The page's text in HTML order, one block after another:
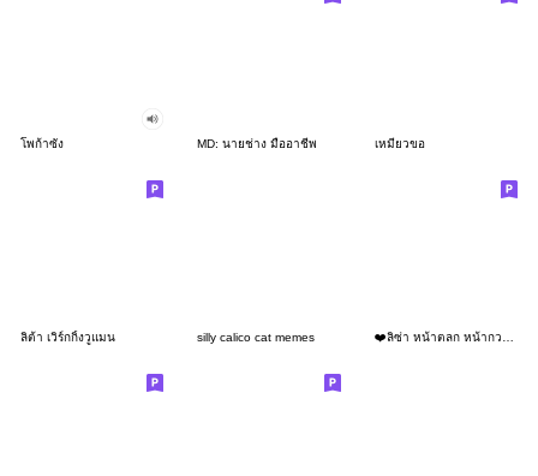
โพก้าซัง MD: นายช่าง มืออาชีพ เหมียวขอ
ลิต้า เวิร์กกิ้งวูแมน silly calico cat memes